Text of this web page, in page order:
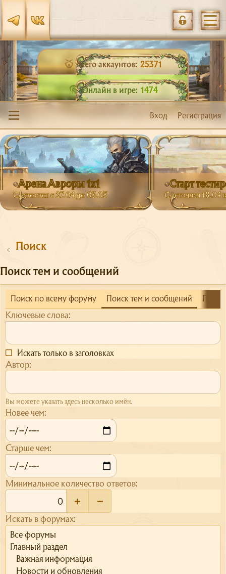
Сайт
Форум
О сервере
Поддержка
Всего аккаунтов: 25371
Онлайн в игре: 1474
Вход Регистрация
Арена Авроры 1х1
Состоится с 27.04 до 03.05
Старт
Состоялся 18.04
Поиск
Поиск тем и сообщений
Поиск по всему форуму Поиск тем и сообщений
Ключевые слова
Искать только в заголовках
Автор
Вы можете указать здесь несколько имён.
Новее чем
Старше чем
Минимальное количество ответов
Искать в форумах